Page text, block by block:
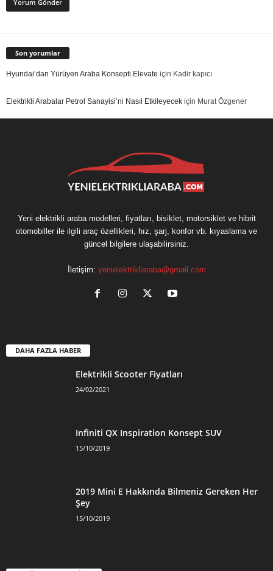
Son yorumlar
Hyundai’dan Yürüyen Araba Konsepti Elevate için Kadir kapıcı
Elektrikli Arabalar Petrol Sanayisi’ni Nasıl Etkileyecek için Murat Özgener
Yeni elektrikli araba modelleri, fiyatları, bisiklet, motorsiklet ve hibrit
otomobiller ile ilgili araç özellikleri, hız, şarj, konfor vb. kıyaslama ve
güncel bilgilere ulaşabilirsiniz.
İletişim: yenielektrikliaraba@gmail.com
DAHA FAZLA HABER
Elektrikli Scooter Fiyatları
24/02/2021
Infiniti QX Inspiration Konsept SUV
15/10/2019
2019 Mini E Hakkında Bilmeniz Gereken Her
Şey
15/10/2019